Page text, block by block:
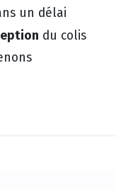
un délai
du colis